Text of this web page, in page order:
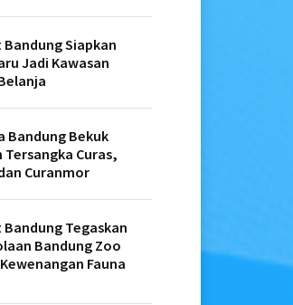
Siapkan
Jadi Kawasan
Bandung Bekuk
Tersangka Curas,
Curanmor
Tegaskan
Bandung Zoo
Fauna